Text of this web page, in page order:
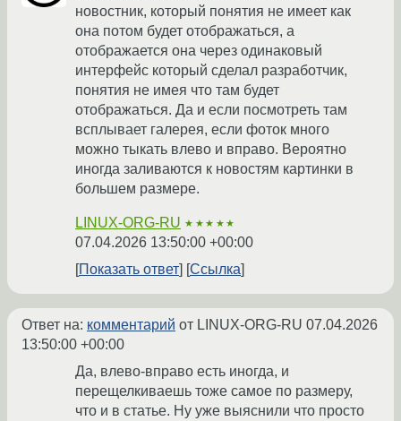
новостник, который понятия не имеет как
она потом будет отображаться, а
отображается она через одинаковый
интерфейс который сделал разработчик,
понятия не имея что там будет
отображаться. Да и если посмотреть там
всплывает галерея, если фоток много
можно тыкать влево и вправо. Вероятно
иногда заливаются к новостям картинки в
большем размере.
LINUX-ORG-RU ★★★★★
07.04.2026 13:50:00 +00:00
Показать ответ
Ссылка
Ответ на: комментарий от LINUX-ORG-RU 07.04.2026
13:50:00 +00:00
Да, влево-вправо есть иногда, и
перещелкиваешь тоже самое по размеру,
что и в статье. Ну уже выяснили что просто